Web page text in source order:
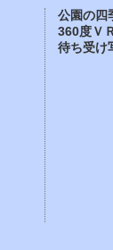
公園の四
360度Ｖ
待ち受け